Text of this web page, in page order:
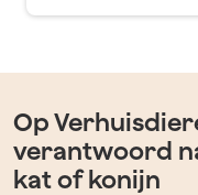
Op
verantwoord
kat of konijn